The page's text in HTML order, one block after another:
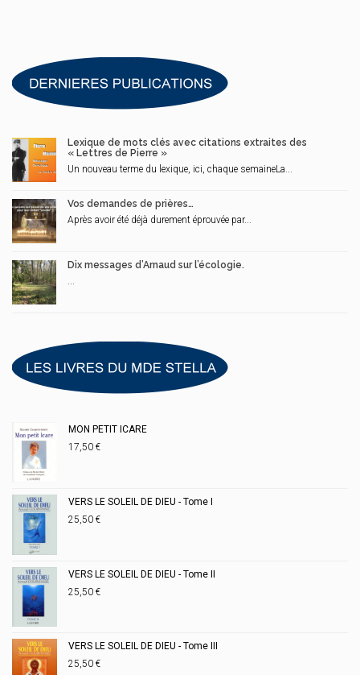
Lexique de mots clés avec citations extraites des
« Lettres de Pierre »
Un nouveau terme du lexique, ici, chaque semaineLa...
Vos demandes de prières…
Après avoir été déjà durement éprouvée par...
Dix messages d’Arnaud sur l’écologie.
...
MON PETIT ICARE
17,50 €
VERS LE SOLEIL DE DIEU - Tome I
25,50 €
VERS LE SOLEIL DE DIEU - Tome II
25,50 €
VERS LE SOLEIL DE DIEU - Tome III
25,50 €